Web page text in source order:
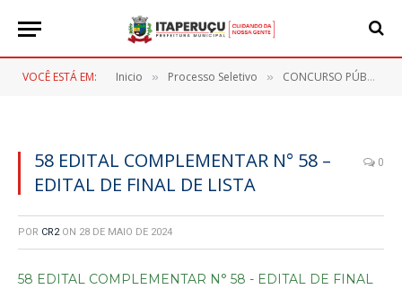
VOCÊ ESTÁ EM: Inicio » Processo Seletivo » CONCURSO PÚBLICO Nº 001/2023
58 EDITAL COMPLEMENTAR N° 58 –
EDITAL DE FINAL DE LISTA
0
POR CR2 ON 28 DE MAIO DE 2024
58 EDITAL COMPLEMENTAR N° 58 - EDITAL DE FINAL